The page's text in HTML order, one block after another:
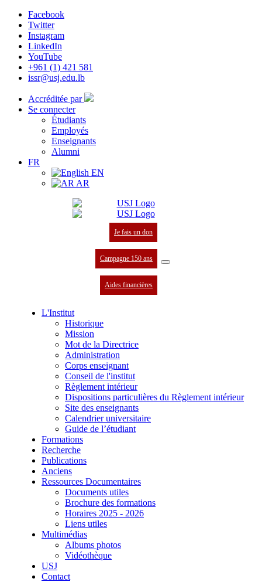
Facebook
Twitter
Instagram
LinkedIn
YouTube
+961 (1) 421 581
issr@usj.edu.lb
Accréditée par
Se connecter
Étudiants
Employés
Enseignants
Alumni
FR
EN
AR
Je fais un don
Campagne 150 ans
Aides financières
L'Institut
Historique
Mission
Mot de la Directrice
Administration
Corps enseignant
Conseil de l'institut
Règlement intérieur
Dispositions particulières du Règlement intérieur
Site des enseignants
Calendrier universitaire
Guide de l’étudiant
Formations
Recherche
Publications
Anciens
Ressources Documentaires
Documents utiles
Brochure des formations
Horaires 2025 - 2026
Liens utiles
Multimédias
Albums photos
Vidéothèque
USJ
Contact